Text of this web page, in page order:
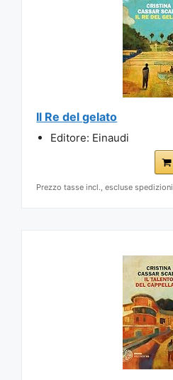
Il Re del gelato
Editore: Einaudi
Prezzo tasse incl., escluse spedizioni